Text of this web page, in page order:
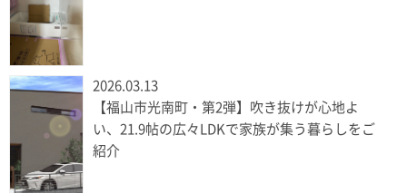
2026.03.13
【福山市光南町・第2弾】吹き抜けが心地よ
い、21.9帖の広々LDKで家族が集う暮らしをご
紹介